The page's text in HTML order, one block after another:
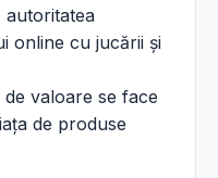
autoritatea
online cu jucării și
valoare se face
de produse